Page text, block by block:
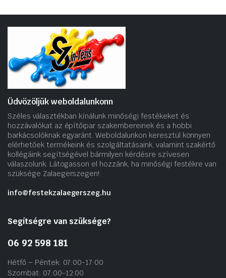
Üdvözöljük weboldalunkonn
Széles választékban kínálunk minőségi festékeket és
hozzávalókat az építőipar szakembereinek és a hobbi
barkácsolóknak egyaránt. Weboldalunkon keresztül könnyen
elérhetőek termékeink és szolgáltatásaink, valamint szakértő
kollégáink segítségével bármilyen kérdésre szívesen
válaszolunk. Látogasson el hozzánk, ha minőségi festékre van
szüksége Zalaegerszegen!.
info@festekzalaegerszeg.hu
Segítségre van szüksége?
06 92 598 181
Hétfő – Péntek: 07:00-17:00
Szombat: 07:00-12:00